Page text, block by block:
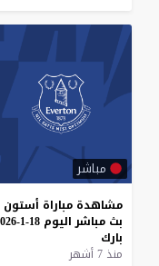
مباشر
مشاهدة مباراة أستون
بث مباشر اليوم 18-1-2026
بارك
منذ 7 أشهر